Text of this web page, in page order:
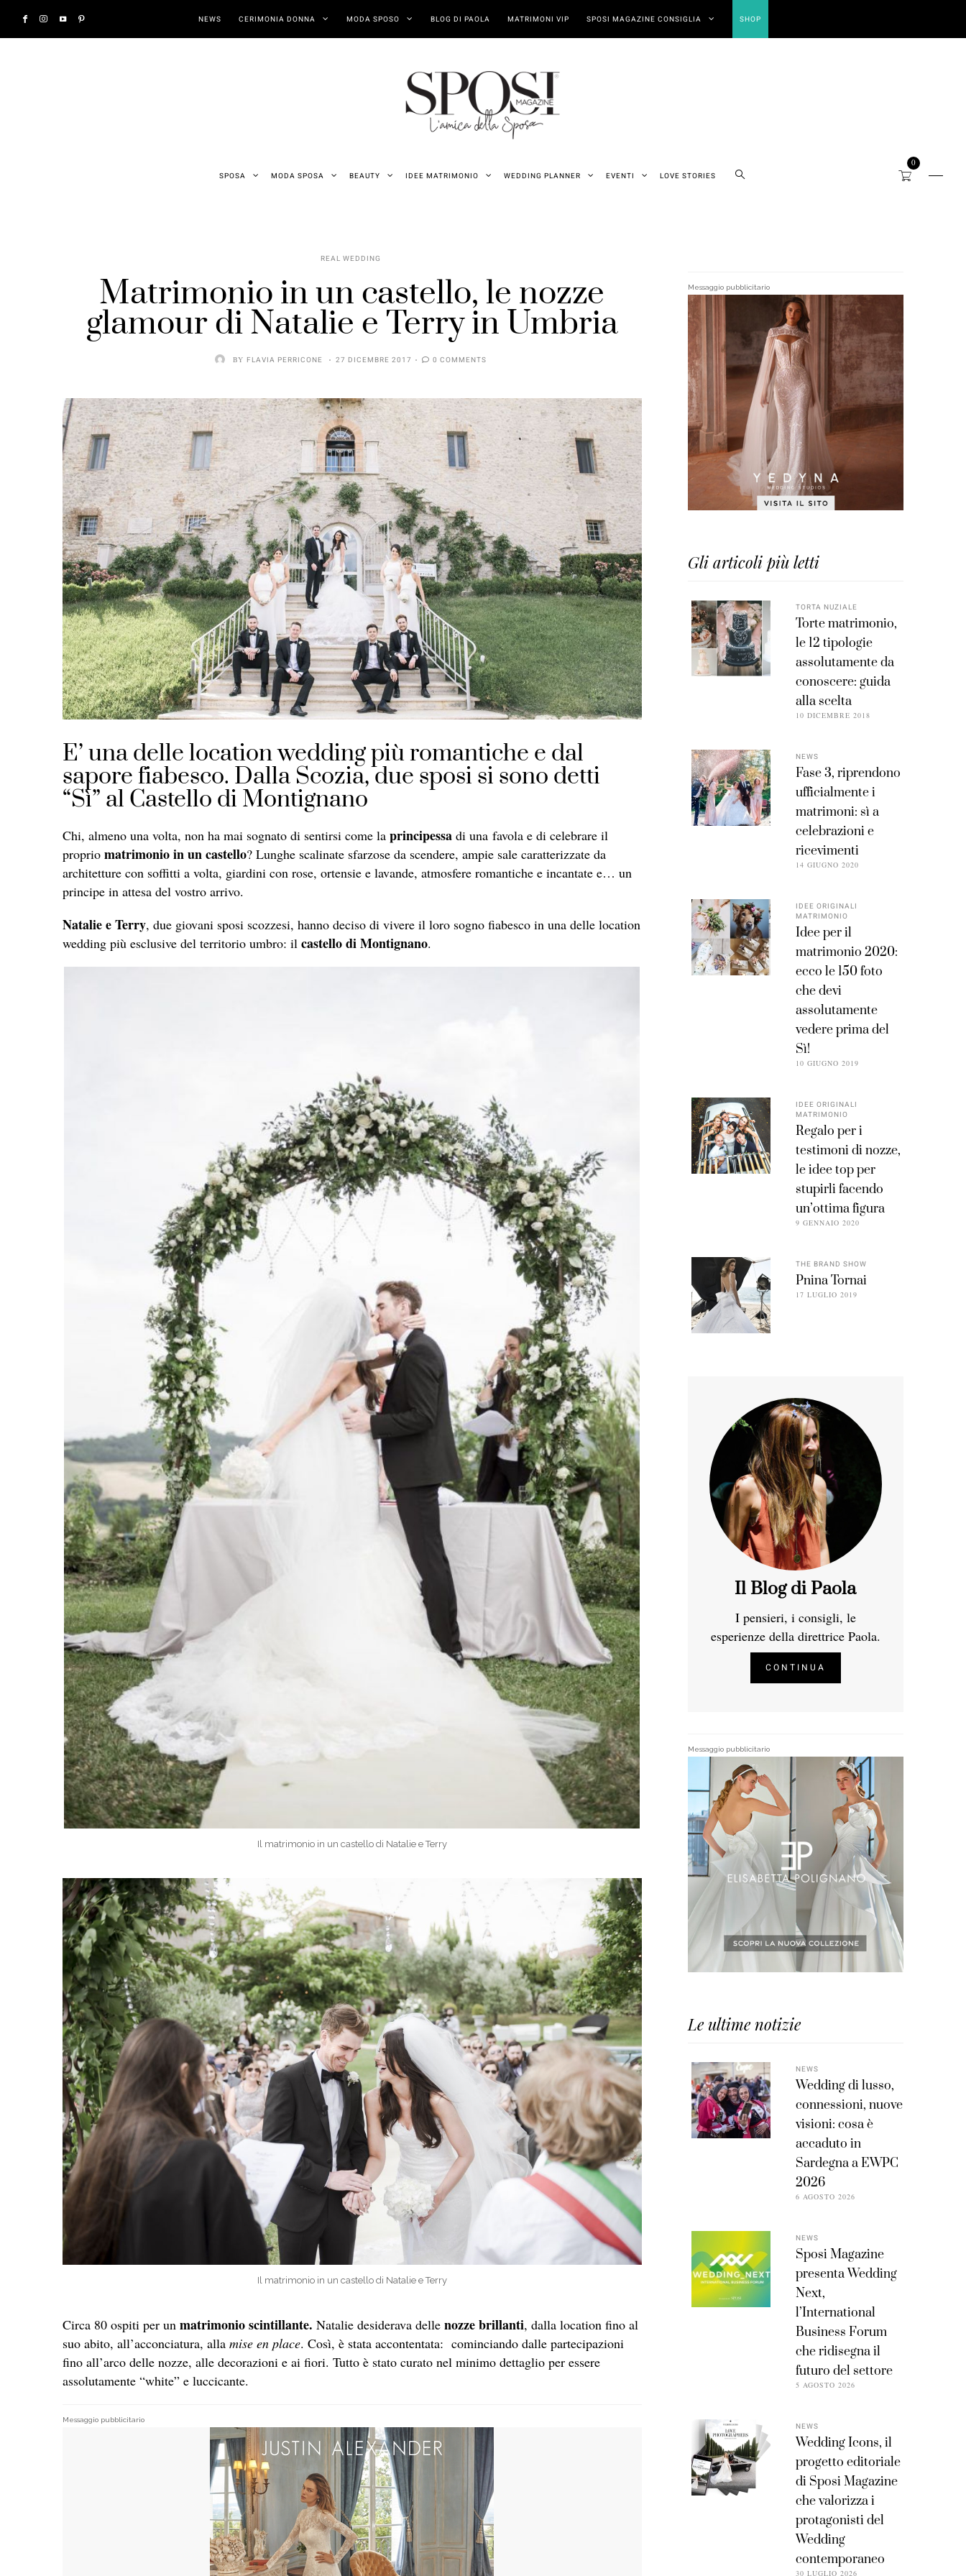
NEWS CERIMONIA DONNA MODA SPOSO BLOG DI PAOLA MATRIMONI VIP SPOSI MAGAZINE CONSIGLIA SHOP
SPOSA MODA SPOSA BEAUTY IDEE MATRIMONIO WEDDING PLANNER EVENTI LOVE STORIES
0
REAL WEDDING
Matrimonio in un castello, le nozze
glamour di Natalie e Terry in Umbria
BY FLAVIA PERRICONE 27 DICEMBRE 2017 0 COMMENTS
E’ una delle location wedding più romantiche e dal
sapore fiabesco. Dalla Scozia, due sposi si sono detti
“Sì” al Castello di Montignano
Chi, almeno una volta, non ha mai sognato di sentirsi come la principessa di una favola e di celebrare il
proprio matrimonio in un castello? Lunghe scalinate sfarzose da scendere, ampie sale caratterizzate da
architetture con soffitti a volta, giardini con rose, ortensie e lavande, atmosfere romantiche e incantate e… un
principe in attesa del vostro arrivo.
Natalie e Terry, due giovani sposi scozzesi, hanno deciso di vivere il loro sogno fiabesco in una delle location
wedding più esclusive del territorio umbro: il castello di Montignano.
Il matrimonio in un castello di Natalie e Terry
Il matrimonio in un castello di Natalie e Terry
Circa 80 ospiti per un matrimonio scintillante. Natalie desiderava delle nozze brillanti, dalla location fino al
suo abito, all’acconciatura, alla mise en place. Così, è stata accontentata: cominciando dalle partecipazioni
fino all’arco delle nozze, alle decorazioni e ai fiori. Tutto è stato curato nel minimo dettaglio per essere
assolutamente “white” e luccicante.
Messaggio pubblicitario
Messaggio pubblicitario
Gli articoli più letti
TORTA NUZIALE
Torte matrimonio,
le 12 tipologie
assolutamente da
conoscere: guida
alla scelta
10 DICEMBRE 2018
NEWS
Fase 3, riprendono
ufficialmente i
matrimoni: sì a
celebrazioni e
ricevimenti
14 GIUGNO 2020
IDEE ORIGINALI
MATRIMONIO
Idee per il
matrimonio 2020:
ecco le 150 foto
che devi
assolutamente
vedere prima del
Sì!
10 GIUGNO 2019
IDEE ORIGINALI
MATRIMONIO
Regalo per i
testimoni di nozze,
le idee top per
stupirli facendo
un’ottima figura
9 GENNAIO 2020
THE BRAND SHOW
Pnina Tornai
17 LUGLIO 2019
Il Blog di Paola
I pensieri, i consigli, le
esperienze della direttrice Paola.
CONTINUA
Messaggio pubblicitario
Le ultime notizie
NEWS
Wedding di lusso,
connessioni, nuove
visioni: cosa è
accaduto in
Sardegna a EWPC
2026
6 AGOSTO 2026
NEWS
Sposi Magazine
presenta Wedding
Next,
l’International
Business Forum
che ridisegna il
futuro del settore
5 AGOSTO 2026
NEWS
Wedding Icons, il
progetto editoriale
di Sposi Magazine
che valorizza i
protagonisti del
Wedding
contemporaneo
30 LUGLIO 2026